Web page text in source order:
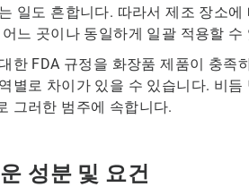
일도 흔합니다. 따라서 제조 장소
느 곳이나 동일하게 일괄 적용할
한 FDA 규정을 화장품 제품이 충족
별로 차이가 있을 수 있습니다. 비
그러한 범주에 속합니다.
성분 및 요건